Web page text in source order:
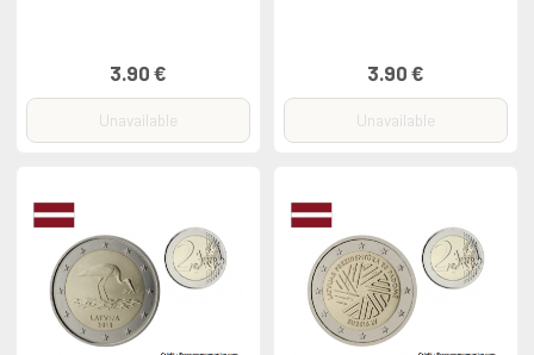
3.90 €
Unavailable
3.90 €
Unavailable